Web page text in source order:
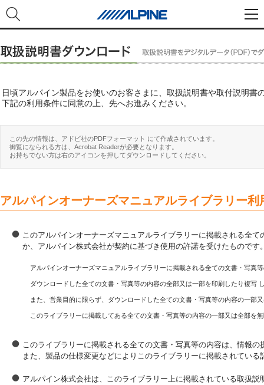
日頃アルパイン製品をお使いのお客さまに、取扱説明書や取付説明書
下記の利用条件に同意の上、先へお進みください。
この先の情報は、アドビ社のPDFフォーマット にて作成されています。
御覧になられる方は、Acrobat Readerが必要となります。
お持ちでない方は右のアイコンを押してダウンロードしてください。
アルパインオーナーズマニュアルライブラリー利
このアルパインオーナーズマニュアルライブラリーに掲載される全
か、アルパイン株式会社が契約に基づき使用の許諾を受けたもので
アルパインオーナーズマニュアルライブラリーに掲載される全ての文書・写真
ダウンロードした全ての文書・写真等の内容の全部又は一部を印刷したり複写
また、営業目的に限らず、ダウンロードした全ての文書・写真等の内容の一
このライブラリーに掲載してある全ての文書・写真等の内容の一部又は全部を
このライブラリーに掲載される全ての文書・写真等の内容は、情報
また、製品の仕様変更などによりこのライブラリーに掲載されてい
アルパイン株式会社は、このライブラリー上に掲載されている取扱